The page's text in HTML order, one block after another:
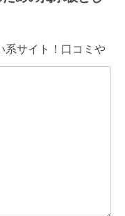
系サイト！口コミや